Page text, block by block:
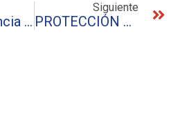
La Importancia De La SEGURIDAD INDUSTRIAL
Siguiente
PROTECCIÓN CICLÓN PARA LA LIMPIEZA EN LA INDUSTRIA ALIMENTARIA